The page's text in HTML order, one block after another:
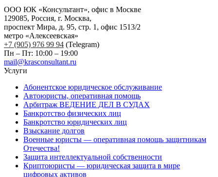
ООО ЮК «Консультант», офис в Москве
129085, Россия, г. Москва,
проспект Мира, д. 95, стр. 1, офис 1513/2
метро «Алексеевская»
+7 (905) 976 99 94 (Telegram)
Пн – Пт: 10:00 – 19:00
mail@krasconsultant.ru
Услуги
Абонентское юридическое обслуживание
Автоюристы, оперативная помощь
Арбитраж ВЕДЕНИЕ ДЕЛ В СУДАХ
Банкротство физических лиц
Банкротство юридических лиц
Взыскание долгов
Военные юристы — оперативная помощь защитникам
Отечества!
Защита интеллектуальной собственности
Криптоюристы — юридическая защита в мире
цифровых активов